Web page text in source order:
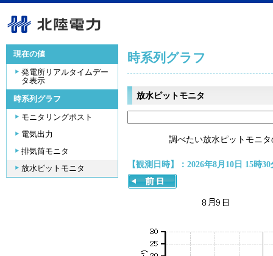
現在の値
発電所リアルタイムデー
タ表示
時系列グラフ
モニタリングポスト
電気出力
排気筒モニタ
放水ピットモニタ
時系列グラフ
放水ピットモニタ
調べたい放水ピットモニ
【観測日時】：2026年8月10日 15時30